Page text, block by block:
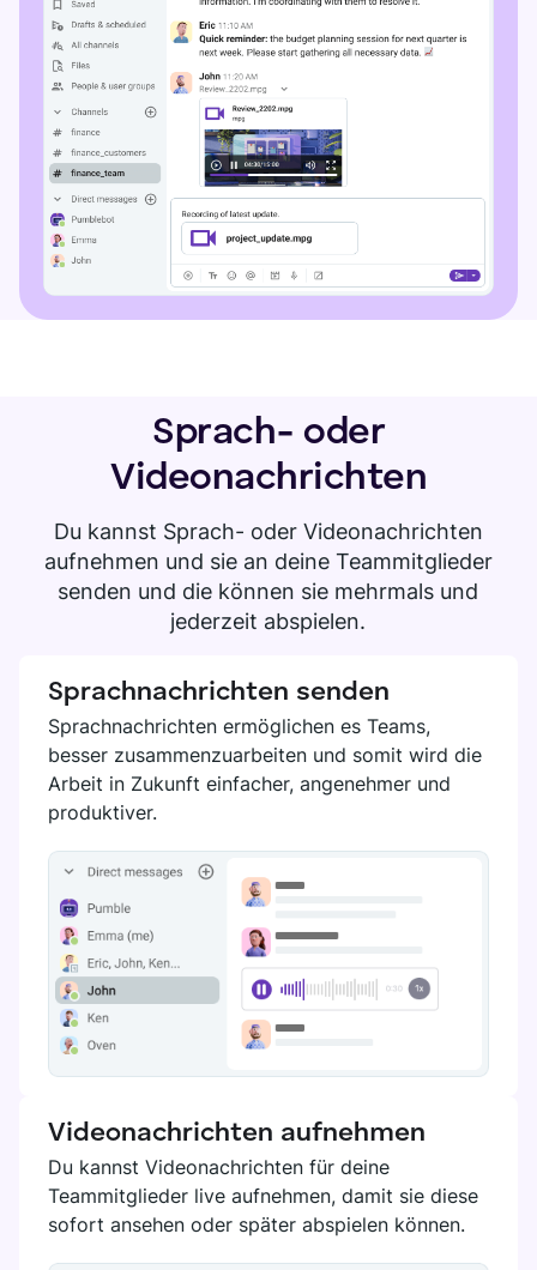
Sprach- oder
Videonachrichten
Du kannst Sprach- oder Videonachrichten
aufnehmen und sie an deine Teammitglieder
senden und die können sie mehrmals und
jederzeit abspielen.
Sprachnachrichten senden
Sprachnachrichten ermöglichen es Teams,
besser zusammenzuarbeiten und somit wird die
Arbeit in Zukunft einfacher, angenehmer und
produktiver.
Videonachrichten aufnehmen
Du kannst Videonachrichten für deine
Teammitglieder live aufnehmen, damit sie diese
sofort ansehen oder später abspielen können.